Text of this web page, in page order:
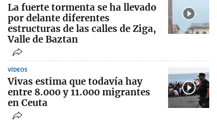
La fuerte tormenta se ha llevado
por delante diferentes
estructuras de las calles de Ziga,
Valle de Baztan
VÍDEOS
Vivas estima que todavía hay
entre 8.000 y 11.000 migrantes
en Ceuta